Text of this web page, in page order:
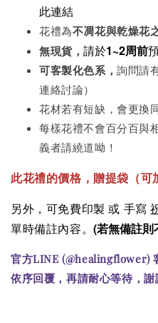
此連結
花禮為不凋花與乾燥花
無現貨，請於1~2周前
可客製化色系 ，詢問請
連絡討論）
花材若有短缺，會更換
每樣花禮不會百分百與
義者請繞道呦！
此花禮的價格 ，贈提袋（可
另外，可免費印製 或 手寫
單時備註內容。(若無備註則
官方LINE (@healingflower)
依序回覆，再請耐心等待，謝